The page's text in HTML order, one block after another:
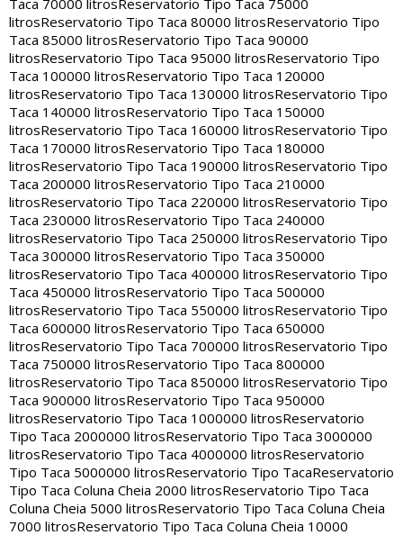
Taca 70000 litros Reservatorio Tipo Taca 75000
litrosReservatorio Tipo Taca 80000 litrosReservatorio Tipo
Taca 85000 litrosReservatorio Tipo Taca 90000
litrosReservatorio Tipo Taca 95000 litrosReservatorio Tipo
Taca 100000 litrosReservatorio Tipo Taca 120000
litrosReservatorio Tipo Taca 130000 litrosReservatorio Tipo
Taca 140000 litrosReservatorio Tipo Taca 150000
litrosReservatorio Tipo Taca 160000 litrosReservatorio Tipo
Taca 170000 litrosReservatorio Tipo Taca 180000
litrosReservatorio Tipo Taca 190000 litrosReservatorio Tipo
Taca 200000 litrosReservatorio Tipo Taca 210000
litrosReservatorio Tipo Taca 220000 litrosReservatorio Tipo
Taca 230000 litrosReservatorio Tipo Taca 240000
litrosReservatorio Tipo Taca 250000 litrosReservatorio Tipo
Taca 300000 litrosReservatorio Tipo Taca 350000
litrosReservatorio Tipo Taca 400000 litrosReservatorio Tipo
Taca 450000 litrosReservatorio Tipo Taca 500000
litrosReservatorio Tipo Taca 550000 litrosReservatorio Tipo
Taca 600000 litrosReservatorio Tipo Taca 650000
litrosReservatorio Tipo Taca 700000 litrosReservatorio Tipo
Taca 750000 litrosReservatorio Tipo Taca 800000
litrosReservatorio Tipo Taca 850000 litrosReservatorio Tipo
Taca 900000 litrosReservatorio Tipo Taca 950000
litrosReservatorio Tipo Taca 1000000 litrosReservatorio
Tipo Taca 2000000 litrosReservatorio Tipo Taca 3000000
litrosReservatorio Tipo Taca 4000000 litrosReservatorio
Tipo Taca 5000000 litrosReservatorio Tipo TacaReservatorio
Tipo Taca Coluna Cheia 2000 litrosReservatorio Tipo Taca
Coluna Cheia 5000 litrosReservatorio Tipo Taca Coluna Cheia
7000 litrosReservatorio Tipo Taca Coluna Cheia 10000